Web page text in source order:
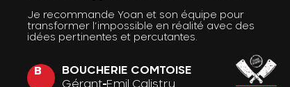
Je recommande Yoan et son équipe pour
transformer l’impossible en réalité avec des
idées pertinentes et percutantes.
B
BOUCHERIE COMTOISE
Gérant Emil Calistru